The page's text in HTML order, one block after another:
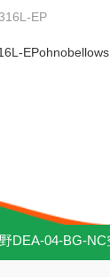
EP
DEA-04-BG-